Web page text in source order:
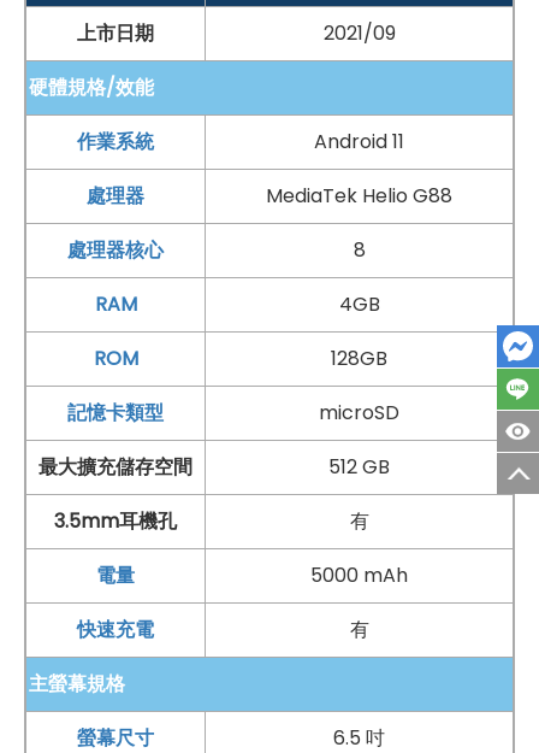
Android11作業系統
、MIUI 12.5 操作介面
◎6.5 吋2,400 x 1,080pixels解析度螢幕（90Hz更新
率）
聯發科Helio G88 八核心
處理器
◎ 4GBRAM/ 128GBROM
◎ 後置 5,000 萬
畫素
鏡頭 + 200 萬
◎Wi-Fi5、藍牙5.1、NFC、紅外線遙控
◎ 臉部辨識、側邊
◎ 5,000mAh電池
◎ 採用USB Type-C規格，支援 18W 有線快充、9W反
向有線充電
◎ 可透過 microSD 記憶卡擴充 512
GB儲存空間
◎ 盒裝配件：22.5W 電源充電器、USB Type-C
線、高透軟膠保護殼、SIM 卡插針
*規格以原廠官網說明為準
以上原文出處：SOGI 手機王
上市日期
2021/09
硬體規格/效能
作業系統
Android 11
處理器
MediaTek Helio G88
處理器核心
8
RAM
4GB
ROM
128GB
記憶卡類型
microSD
最大擴充儲存空間
512 GB
3.5mm耳機孔
有
電量
5000 mAh
快速充電
有
主螢幕規格
螢幕尺寸
6.5 吋